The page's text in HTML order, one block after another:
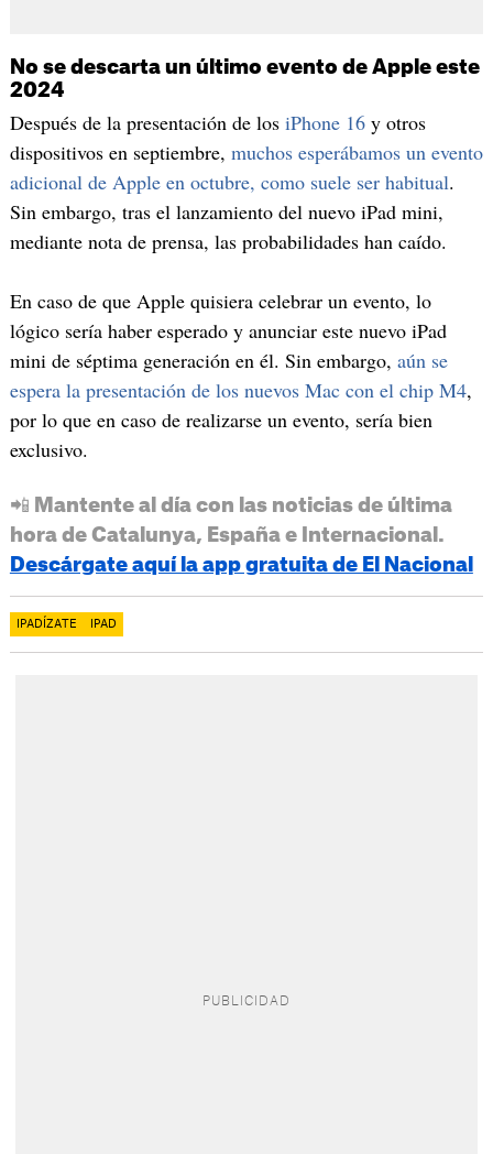
No se descarta un último evento de Apple este
2024
Después de la presentación de los iPhone 16y otros
dispositivos en septiembre, muchos esperábamos un evento
adicional de Apple en octubre, como suele ser habitual.
Sin embargo, tras el lanzamiento del nuevo iPad mini,
mediante nota de prensa, las probabilidades han caído.
En caso de que Apple quisiera celebrar un evento, lo
lógico sería haber esperado y anunciar este nuevo iPad
mini de séptima generación en él. Sin embargo, aún se
espera la presentación de los nuevos Mac con el chip M4,
por lo que en caso de realizarse un evento, sería bien
exclusivo.
📲 Mantente al día con las noticias de última
hora de Catalunya, España e Internacional.
Descárgate aquí la app gratuita de El Nacional
IPADÍZATE IPAD